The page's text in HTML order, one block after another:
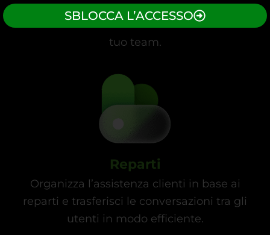
Imposta periodi specifici per riaprire e
riprendere le conversazioni archiviate con il
tuo team.
Reparti
Organizza l’assistenza clienti in base ai
reparti e trasferisci le conversazioni tra gli
utenti in modo efficiente.
SBLOCCA L’ACCESSO